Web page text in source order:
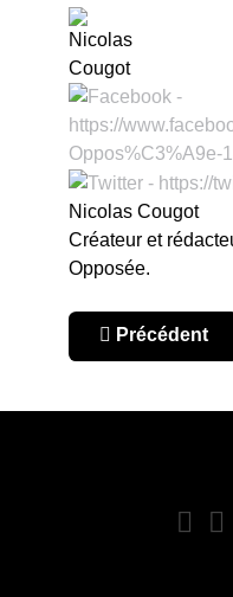
Nicolas Cougot
Créateur et
Opposée.
Article
Précédent